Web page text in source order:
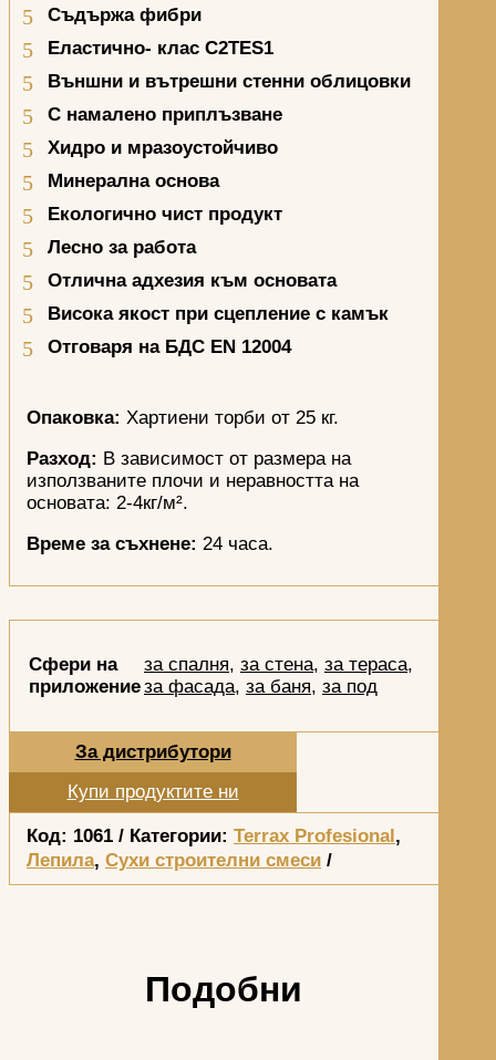
Съдържа фибри
Еластично- клас С2ТЕS1
Външни и вътрешни стенни облицовки
С намалено приплъзване
Хидро и мразоустойчиво
Минерална основа
Екологично чист продукт
Лесно за работа
Отлична адхезия към основата
Висока якост при сцепление с камък
Отговаря на БДС EN 12004
Опаковка: Хартиени торби от 25 кг.
Разход: В зависимост от размера на
използваните плочи и неравността на
основата: 2-4кг/м².
Време за съхнене: 24 часа.
Сфери на
приложение
за спалня, за стена, за тераса,
за фасада, за баня, за под
За дистрибутори
Купи продуктите ни
Код: 1061 Категории: Terrax Profesional,
Лепила, Сухи строителни смеси
Подобни